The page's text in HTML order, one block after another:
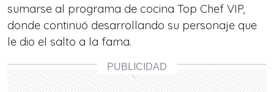
sumarse al programa de cocina Top Chef VIP,
donde continuó desarrollando su personaje que
le dio el salto a la fama.